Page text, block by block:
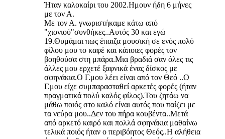
Ήταν καλοκαίρι του 2002.Ημουν ήδη 6 μήνες
με τον Α.
Με τον Α. γνωριστήκαμε κάτω από
"χιονιού"συνθήκες..Αυτός 30 και εγώ
19.Θυμάμαι πως έπαιζα μουσική σε ενός πολύ
φίλου μου το καφέ και κάποιες φορές τον
βοηθούσα στη μπάρα.Μια βραδιά σαν όλες τις
άλλες μου ερχετέ ξαφνικά ένας δίσκος με
σφηνάκια.Ο Γ.μου λέει είναι από τον Θεό ..Ο
Γ.μου είχε συμπαρασταθεί αρκετές φορές (ήταν
πραγματικά πολύ καλός φίλος).Του ζητάω να
μάθω ποιός στο καλό είναι αυτός που παίζει με
τα νεύρα μου..Δεν του πήρα κουβέντα..Μετά
από αρκετό καιρό και πολλά σφηνάκια μαθαίνω
τελικά ποιός ήταν ο περιβόητος Θεός..Η αλήθεια